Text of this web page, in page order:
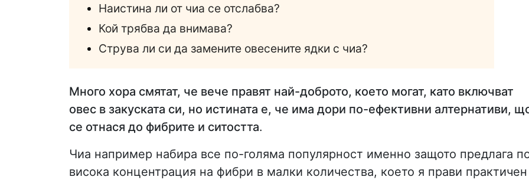
Наистина ли от чиа се отслабва?
Кой трябва да внимава?
Струва ли си да замените овесените ядки с чиа?
Много хора смятат, че вече правят най-доброто, което могат, като включват
овес в закуската си, но истината е, че има дори по-ефективни алтернативи,
се отнася до фибрите и ситостта.
Чиа например набира все по-голяма популярност именно защото предлага
висока концентрация на фибри в малки количества, което я прави практичен